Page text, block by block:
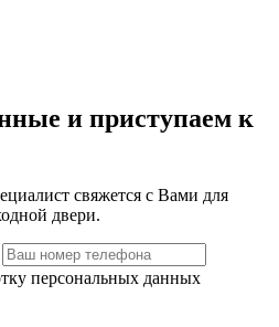
и приступаем к
свяжется с Вами для
двери.
персональных данных